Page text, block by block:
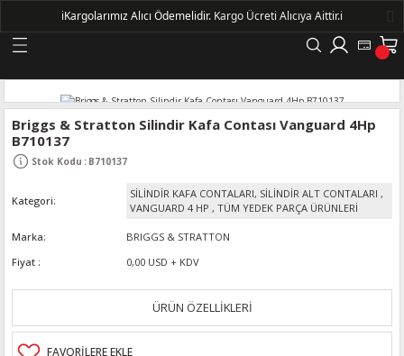
Geri Dön
Briggs & Stratton Silindir Kafa Contası Vanguard 4Hp
B710137
Stok Kodu : B710137
Kategori
SİLİNDİR KAFA CONTALARI, SİLİNDİR ALT CONTALARI ,
VANGUARD 4 HP , TÜM YEDEK PARÇA ÜRÜNLERİ
Marka
BRIGGS & STRATTON
Fiyat
0,00 USD + KDV
ÜRÜN ÖZELLİKLERİ
ℹ️Kargolarımız Alıcı Ödemelidir. Kargo Ücreti Alıcıya Aittir.ℹ️